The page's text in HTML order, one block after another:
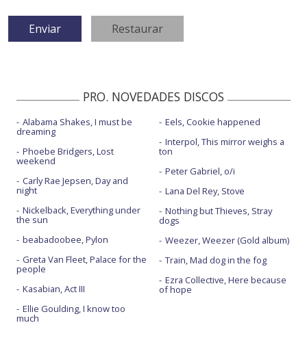
PRO. NOVEDADES DISCOS
Alabama Shakes, I must be
dreaming
Phoebe Bridgers, Lost
weekend
Carly Rae Jepsen, Day and
night
Nickelback, Everything under
the sun
beabadoobee, Pylon
Greta Van Fleet, Palace for the
people
Kasabian, Act III
Ellie Goulding, I know too
much
Eels, Cookie happened
Interpol, This mirror weighs a
ton
Peter Gabriel, o/i
Lana Del Rey, Stove
Nothing but Thieves, Stray
dogs
Weezer, Weezer (Gold album)
Train, Mad dog in the fog
Ezra Collective, Here because
of hope